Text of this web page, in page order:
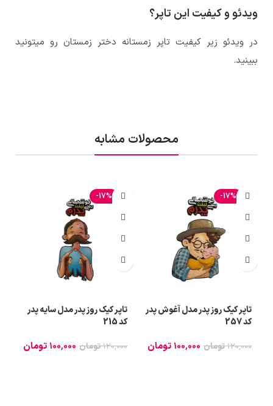
ویدئو و کیفیت این تاپر؟
در ویدئو زیر کیفیت تاپر زمستانه دختر زمستان رو میتونید
ببینید.
محصولات مشابه
-17%
تاپر کیک روز پدر مدل آغوش پدر
کد 257
120,000تومان 100,000تومان
-17%
تاپر کیک روز پدر مدل سایه پدر
کد 215
120,000تومان 100,000تومان